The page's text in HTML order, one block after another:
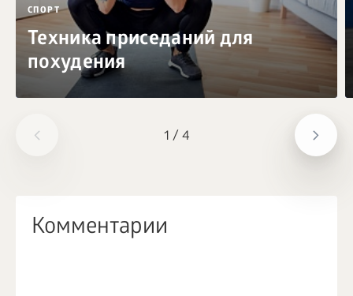
1 / 4
СПОРТ
Техника приседаний для
похудения
Комментарии